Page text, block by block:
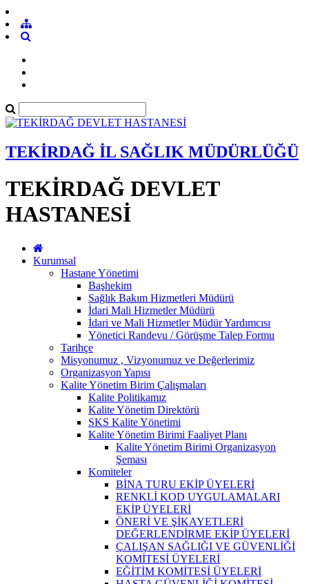
TEKİRDAĞ İL SAĞLIK MÜDÜRLÜĞÜ
TEKİRDAĞ DEVLET
HASTANESİ
Kurumsal
Hastane Yönetimi
Başhekim
Sağlık Bakım Hizmetleri Müdürü
İdari Mali Hizmetler Müdürü
İdari ve Mali Hizmetler Müdür Yardımcısı
Yönetici Randevu / Görüşme Talep Formu
Tarihçe
Misyonumuz , Vizyonumuz ve Değerlerimiz
Organizasyon Yapısı
Kalite Yönetim Birim Çalışmaları
Kalite Politikamız
Kalite Yönetim Direktörü
SKS Kalite Yönetimi
Kalite Yönetim Birimi Faaliyet Planı
Kalite Yönetim Birimi Organizasyon
Şeması
Komiteler
BİNA TURU EKİP ÜYELERİ
RENKLİ KOD UYGULAMALARI
EKİP ÜYELERİ
ÖNERİ VE ŞİKAYETLERİ
DEĞERLENDİRME EKİP ÜYELERİ
ÇALIŞAN SAĞLIĞI VE GÜVENLİĞİ
KOMİTESİ ÜYELERİ
EĞİTİM KOMİTESİ ÜYELERİ